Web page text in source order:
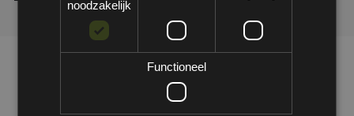
noodzakelijk
Functioneel